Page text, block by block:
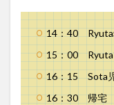
14：40 Ryuta
15：00 Ryuta
16：15 Sota
16：30 帰宅